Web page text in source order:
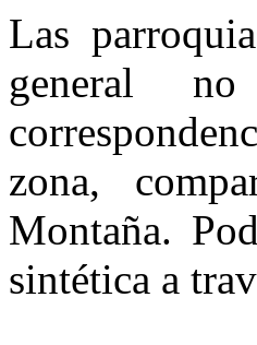
Las
general
zona,
Montaña.
sintética a